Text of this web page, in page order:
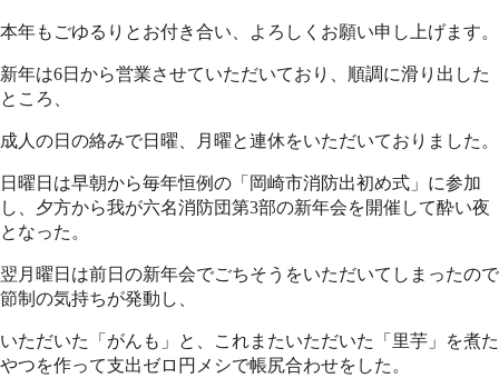
本年もごゆるりとお付き合い、よろしくお願い申し上げます。
新年は6日から営業させていただいており、順調に滑り出した
ところ、
成人の日の絡みで日曜、月曜と連休をいただいておりました。
日曜日は早朝から毎年恒例の「岡崎市消防出初め式」に参加
し、夕方から我が六名消防団第3部の新年会を開催して酔い夜
となった。
翌月曜日は前日の新年会でごちそうをいただいてしまったので
節制の気持ちが発動し、
いただいた「がんも」と、これまたいただいた「里芋」を煮た
やつを作って支出ゼロ円メシで帳尻合わせをした。